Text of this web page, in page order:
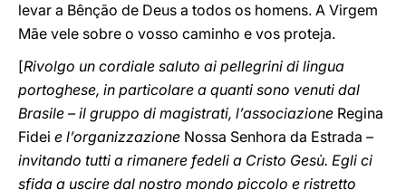
levar a Bênção de Deus a todos os homens. A Virgem
Mãe vele sobre o vosso caminho e vos proteja.
[Rivolgo un cordiale saluto ai pellegrini di lingua
portoghese, in particolare a quanti sono venuti dal
Brasile – il gruppo di magistrati, l’associazione Regina
Fidei e l’organizzazione Nossa Senhora da Estrada –
invitando tutti a rimanere fedeli a Cristo Gesù. Egli ci
sfida a uscire dal nostro mondo piccolo e ristretto